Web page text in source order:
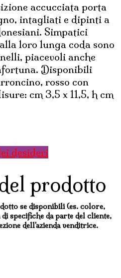
accucciata porta
intagliati e dipinti a
Simpatici
loro lunga coda sono
piacevoli anche
Disponibili
rosso con
cm 3,5 x 11,5, h cm
desideri
prodotto
se disponibili (es. colore,
specifiche da parte del cliente,
dell'azienda venditrice.